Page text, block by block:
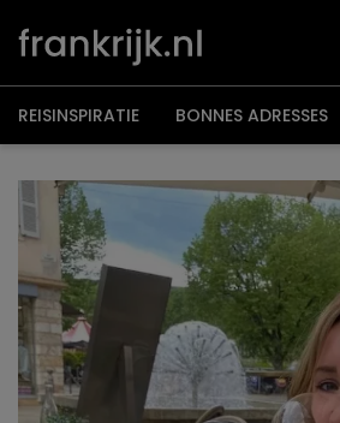
naar
inhoud
REISINSPIRATIE BONNES ADRESSES